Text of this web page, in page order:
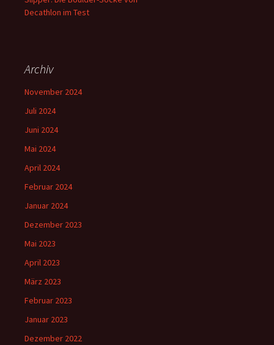
Decathlon im Test
Archiv
November 2024
Juli 2024
Juni 2024
Mai 2024
April 2024
Februar 2024
Januar 2024
Dezember 2023
Mai 2023
April 2023
März 2023
Februar 2023
Januar 2023
Dezember 2022